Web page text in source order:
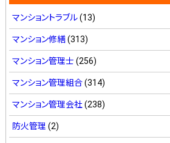
マンショントラブル(13)
マンション修繕(313)
マンション管理士 (256)
マンション管理組合(314)
マンション管理会社 (238)
防火管理 (2)